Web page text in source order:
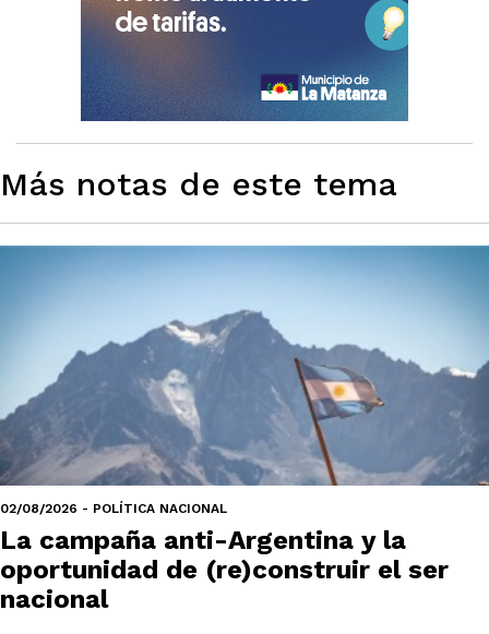
Más notas de este tema
02/08/2026 - POLÍTICA NACIONAL
La campaña anti-Argentina y la
oportunidad de (re)construir el ser
nacional